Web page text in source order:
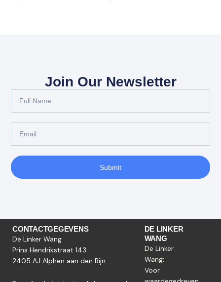
Join Our Newsletter
Name
Submit
CONTACTGEGEVENS
De Linker Wang
Prins Hendrikstraat 143
2405 AJ Alphen aan den Rijn
DE LINKER
WANG
De Linker
Wang:
Voor